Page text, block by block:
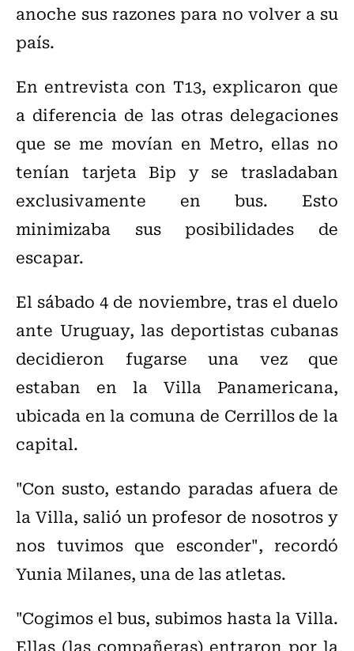
anoche sus razones para no volver a su
país.
En entrevista con T13, explicaron que
a diferencia de las otras delegaciones
que se me movían en Metro, ellas no
tenían tarjeta Bip y se trasladaban
exclusivamente en bus. Esto
minimizaba sus posibilidades de
escapar.
El sábado 4 de noviembre, tras el duelo
ante Uruguay, las deportistas cubanas
decidieron fugarse una vez que
estaban en la Villa Panamericana,
ubicada en la comuna de Cerrillos de la
capital.
"Con susto, estando paradas afuera de
la Villa, salió un profesor de nosotros y
nos tuvimos que esconder", recordó
Yunia Milanes, una de las atletas.
"Cogimos el bus, subimos hasta la Villa.
Ellas (las compañeras) entraron por la